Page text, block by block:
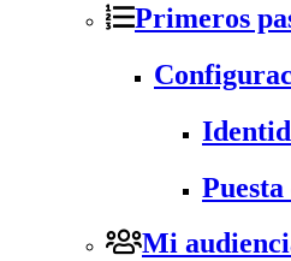
Primeros
Mi